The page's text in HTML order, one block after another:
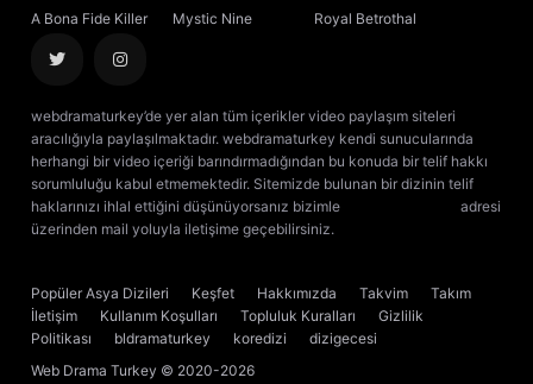
Sovereign
the Beginning
A Bona Fide Killer Mystic Nine Royal Betrothal
webdramaturkey’de yer alan tüm içerikler video paylaşım siteleri
aracılığıyla paylaşılmaktadır. webdramaturkey kendi sunucularında
herhangi bir video içeriği barındırmadığından bu konuda bir telif hakkı
sorumluluğu kabul etmemektedir. Sitemizde bulunan bir dizinin telif
haklarınızı ihlal ettiğini düşünüyorsanız bizimle
adresi
üzerinden mail yoluyla iletişime geçebilirsiniz.
Popüler Asya Dizileri Keşfet Hakkımızda Takvim
Takım
İletişim
Kullanım Koşulları Topluluk Kuralları
Gizlilik
Politikası
bldramaturkey koredizi
dizigecesi
Web Drama Turkey © 2020-2026